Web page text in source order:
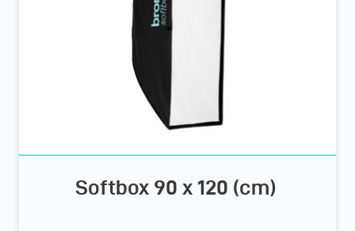
Softbox 90 x 120 (cm)